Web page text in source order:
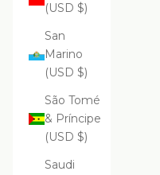
(USD $)
San
Marino
(USD $)
São Tomé
& Príncipe
(USD $)
Saudi